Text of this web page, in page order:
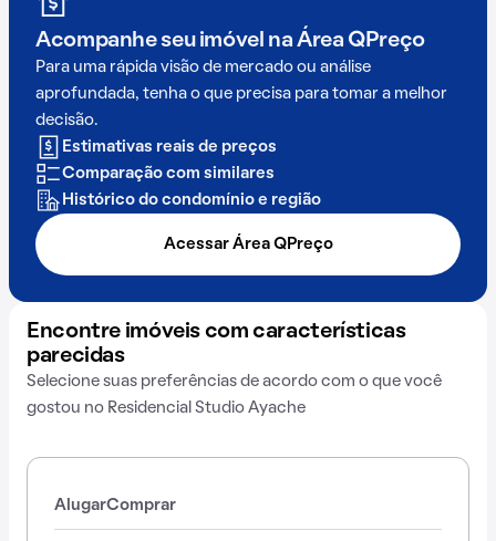
Acompanhe seu imóvel na Área QPreço
Para uma rápida visão de mercado ou análise
aprofundada, tenha o que precisa para tomar a melhor
decisão.
Estimativas reais de preços
Comparação com similares
Histórico do condomínio e região
Acessar Área QPreço
Encontre imóveis com características
parecidas
Selecione suas preferências de acordo com o que você
gostou no Residencial Studio Ayache
AlugarComprar